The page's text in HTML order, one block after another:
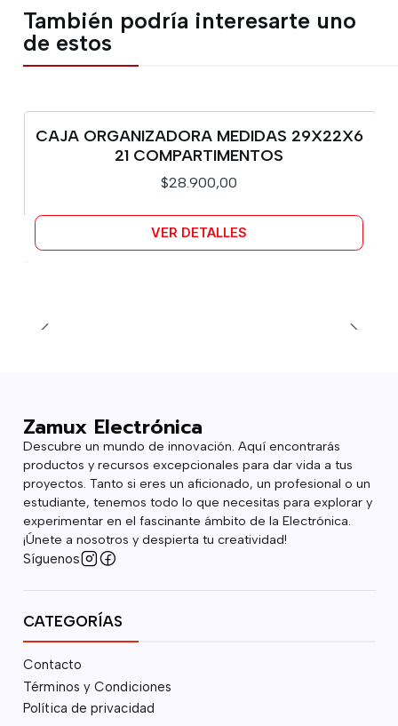
También podría interesarte uno
de estos
Agotado
CAJA ORGANIZADORA MEDIDAS 29X22X6
21 COMPARTIMENTOS
$28.900,00
VER DETALLES
Zamux Electrónica
Descubre un mundo de innovación. Aquí encontrarás
productos y recursos excepcionales para dar vida a tus
proyectos. Tanto si eres un aficionado, un profesional o un
estudiante, tenemos todo lo que necesitas para explorar y
experimentar en el fascinante ámbito de la Electrónica.
¡Únete a nosotros y despierta tu creatividad!
Síguenos
CATEGORÍAS
Contacto
Términos y Condiciones
Política de privacidad